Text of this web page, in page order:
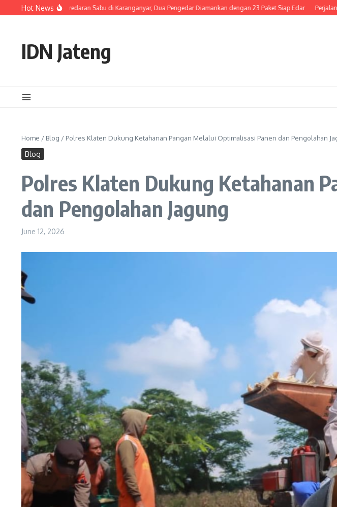
Skip to content
Hot News
Ungkap Peredaran Sabu di Karanganyar, Dua Pengedar Diamankan dengan 23 Paket Siap Edar Perjalanan
IDN Jateng
Home / Blog / Polres Klaten Dukung Ketahanan Pangan Melalui Optimalisasi Panen dan Pengolahan
Blog
Polres Klaten Dukung Ketahanan
dan Pengolahan Jagung
June 12, 2026